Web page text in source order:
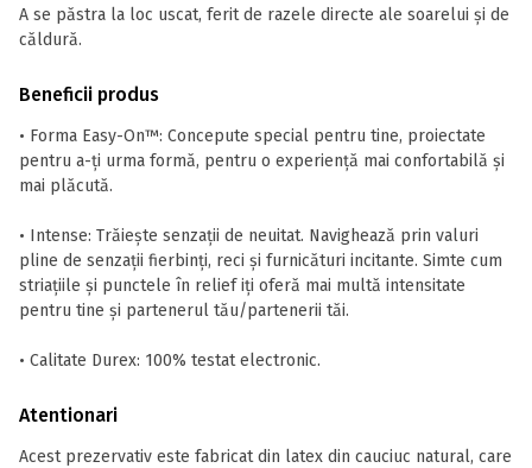
A se păstra la loc uscat, ferit de razele directe ale soarelui și de
căldură.
Beneficii produs
• Forma Easy-On™: Concepute special pentru tine, proiectate
pentru a-ți urma formă, pentru o experiență mai confortabilă și
mai plăcută.
• Intense: Trăiește senzații de neuitat. Navighează prin valuri
pline de senzații fierbinți, reci și furnicături incitante. Simte cum
striațiile și punctele în relief iți oferă mai multă intensitate
pentru tine și partenerul tău/partenerii tăi.
• Calitate Durex: 100% testat electronic.
Atentionari
Acest prezervativ este fabricat din latex din cauciuc natural, care